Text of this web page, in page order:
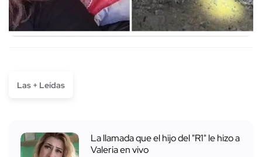
Las + Leídas
La llamada que el hijo del "R1" le hizo a
Valeria en vivo